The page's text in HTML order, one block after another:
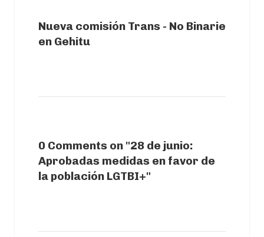
Nueva comisión Trans - No Binarie
en Gehitu
0 Comments on "28 de junio:
Aprobadas medidas en favor de
la población LGTBI+"